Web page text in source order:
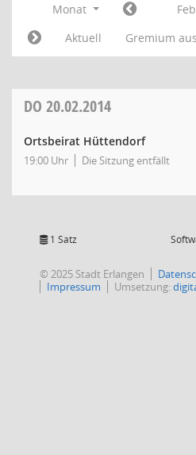
Monat
Aktuell
Gremium
DO 20.02.2014
Ortsbeirat Hüttendorf
19:00 Uhr Die Sitzung entfällt
1 Satz
© 2025 Stadt Erlangen
Impressum
Umsetzung: